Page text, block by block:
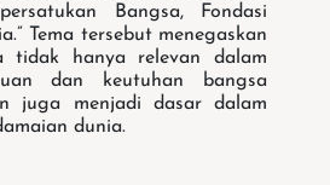
Bangsa, Fondasi
Tema tersebut menegaskan
tidak hanya relevan dalam
dan keutuhan bangsa
juga menjadi dasar dalam
dunia.